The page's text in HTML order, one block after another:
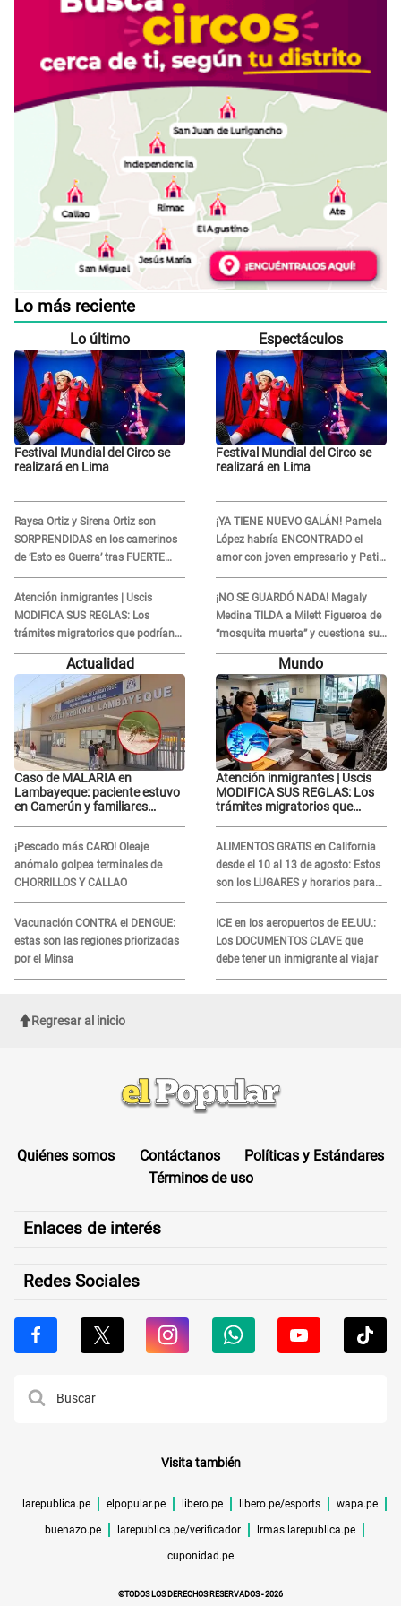
Lo más reciente
Lo último
Festival Mundial del Circo se
realizará en Lima
Raysa Ortiz y Sirena Ortiz son
SORPRENDIDAS en los camerinos
de ‘Esto es Guerra’ tras FUERTE
ENFRENTAMIENTO con Gabriel
Moisés: “Gracias”
Atención inmigrantes | Uscis
MODIFICA SUS REGLAS: Los
trámites migratorios que podrían
necesitar tu prueba de ADN
Espectáculos
Festival Mundial del Circo se
realizará en Lima
¡YA TIENE NUEVO GALÁN! Pamela
López habría ENCONTRADO el
amor con joven empresario y Pati
Lorena la ECHA en VIVO
¡NO SE GUARDÓ NADA! Magaly
Medina TILDA a Milett Figueroa de
“mosquita muerta” y cuestiona su
RECONCILIACIÓN con Marcelo
Tinelli en TV argentina
Actualidad
Caso de MALARIA en
Lambayeque: paciente estuvo
en Camerún y familiares
¡Pescado más CARO! Oleaje
anómalo golpea terminales de
CHORRILLOS Y CALLAO
Vacunación CONTRA el DENGUE:
estas son las regiones priorizadas
por el Minsa
Mundo
Atención inmigrantes | Uscis
MODIFICA SUS REGLAS: Los
trámites migratorios que
ALIMENTOS GRATIS en California
desde el 10 al 13 de agosto: Estos
son los LUGARES y horarios para
recibir la ayuda
ICE en los aeropuertos de EE.UU.:
Los DOCUMENTOS CLAVE que
debe tener un inmigrante al viajar
Regresar al inicio
Quiénes somos Contáctanos
Políticas y Estándares
Términos de uso
Enlaces de interés
Redes Sociales
Visita también
larepublica.pe elpopular.pe libero.pe libero.pe/esports wapa.pe
buenazo.pe larepublica.pe/verificador lrmas.larepublica.pe
cuponidad.pe
©TODOS LOS DERECHOS RESERVADOS -2026